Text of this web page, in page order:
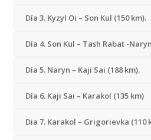
Día 3. Kyzyl Oi – Son Kul (150 km).
Día 4. Son Kul – Tash Rabat -
Día 5. Naryn – Kaji Sai (188 km).
Día 6. Kaji Sai – Karakol (135 km)
Dia 7. Karakol – Grigorievka (110